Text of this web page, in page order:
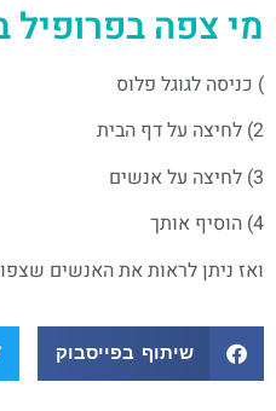
מי צפה בפרופיל
) כניסה לגוגל פלוס
2) לחיצה על דף הבית
3) לחיצה על אנשים
4) הוסיף אותך
ואז ניתן לראות את האנשים
שיתוף בפייסבוק